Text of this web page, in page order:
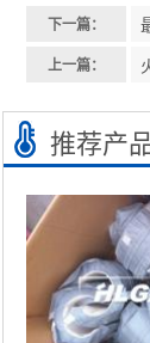
下一篇：
上一篇：
推荐产